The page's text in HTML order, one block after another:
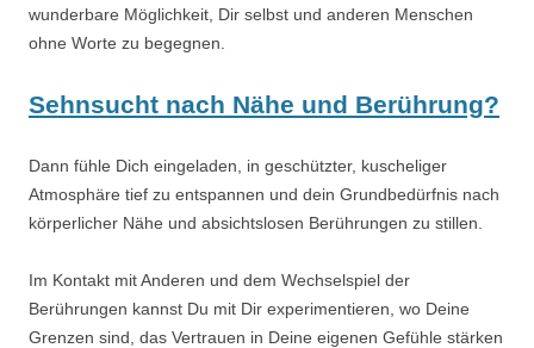
wunderbare Möglichkeit, Dir selbst und anderen Menschen
ohne Worte zu begegnen.
Sehnsucht nach Nähe und Berührung?
Dann fühle Dich eingeladen, in geschützter, kuscheliger
Atmosphäre tief zu entspannen und dein Grundbedürfnis nach
körperlicher Nähe und absichtslosen Berührungen zu stillen.
Im Kontakt mit Anderen und dem Wechselspiel der
Berührungen kannst Du mit Dir experimentieren, wo Deine
Grenzen sind, das Vertrauen in Deine eigenen Gefühle stärken